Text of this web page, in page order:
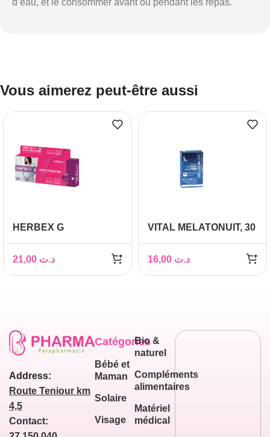
d’eau, et le consommer avant ou pendant les repas.
Vous aimerez peut-être aussi
HERBEX G
GELULES
د.ت
VITAL MELATONUIT, 30
د.ت
Address:
Route Teniour km
4,5
Contact:
Catégories
Bébé et
Maman
Solaire
Visage
Bio &
naturel
Compléments
alimentaires
Matériel
médical